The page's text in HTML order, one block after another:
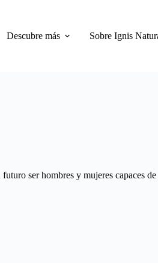
Descubre más Sobre Ignis
ser hombres y mujeres capaces